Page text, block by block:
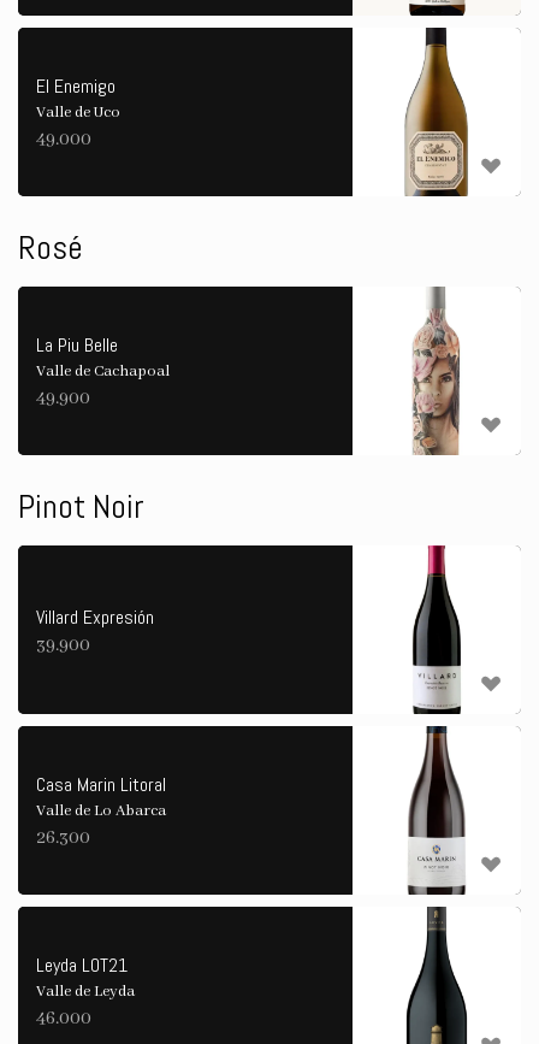
El Enemigo
Valle de Uco
49.000
Rosé
La Piu Belle
Valle de Cachapoal
49.900
Pinot Noir
Villard Expresión
39.900
Casa Marin Litoral
Valle de Lo Abarca
26.300
Leyda LOT21
Valle de Leyda
46.000